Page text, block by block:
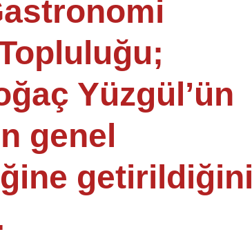
Yüzgül’ün
genel
getirildiğini